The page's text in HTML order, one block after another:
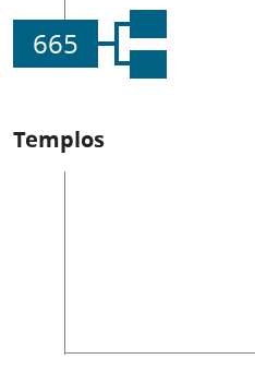
665
Templos